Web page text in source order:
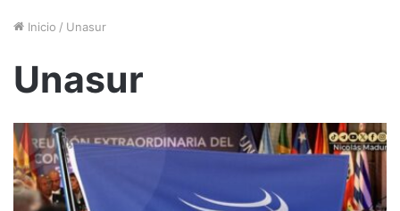
Inicio / Unasur
Unasur